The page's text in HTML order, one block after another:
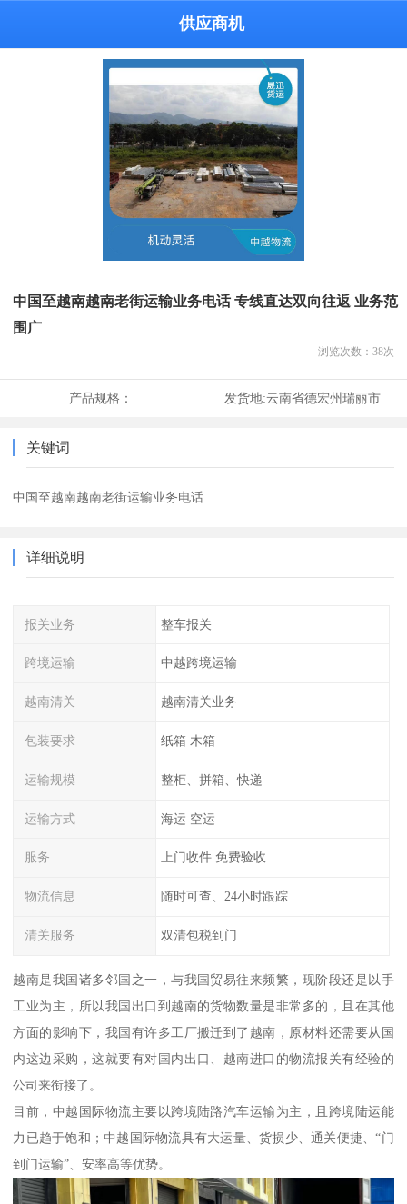
供应商机
中国至越南越南老街运输业务电话 专线直达双向往返 业务范
围广
浏览次数： 38次
产品规格： 发货地:云南省德宏州瑞丽市
关键词
中国至越南越南老街运输业务电话
详细说明
报关业务 整车报关
跨境运输 中越跨境运输
越南清关 越南清关业务
包装要求 纸箱 木箱
运输规模 整柜、拼箱、快递
运输方式 海运 空运
服务 上门收件 免费验收
物流信息 随时可查、24小时跟踪
清关服务 双清包税到门
越南是我国诸多邻国之一，与我国贸易往来频繁，现阶段还是以手
工业为主，所以我国出口到越南的货物数量是非常多的，且在其他
方面的影响下，我国有许多工厂搬迁到了越南，原材料还需要从国
内这边采购，这就要有对国内出口、越南进口的物流报关有经验的
公司来衔接了。
目前，中越国际物流主要以跨境陆路汽车运输为主，且跨境陆运能
力已趋于饱和；中越国际物流具有大运量、货损少、通关便捷、“门
到门运输”、安率高等优势。